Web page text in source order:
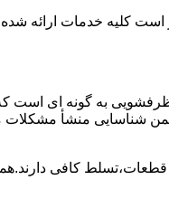
است کلیه خدمات ارائه
به گونه ای است که
ضمن شناسایی منشأ
قطعات،تسلط کافی